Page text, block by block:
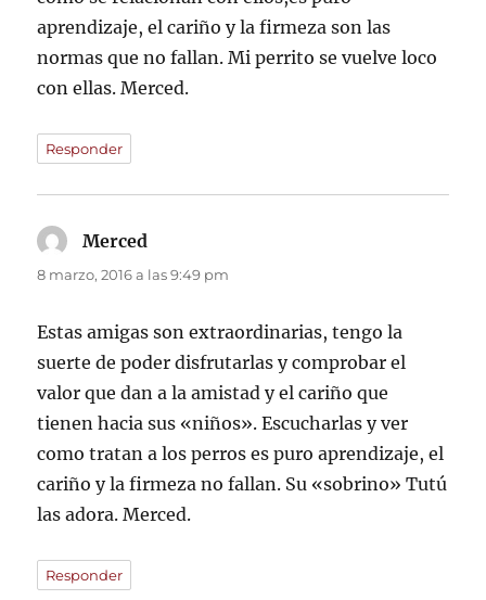
aprendizaje, el cariño y la firmeza son las
normas que no fallan. Mi perrito se vuelve loco
con ellas. Merced.
Responder
Merced
8 marzo, 2016 a las 9:49 pm
Estas amigas son extraordinarias, tengo la
suerte de poder disfrutarlas y comprobar el
valor que dan a la amistad y el cariño que
tienen hacia sus «niños». Escucharlas y ver
como tratan a los perros es puro aprendizaje, el
cariño y la firmeza no fallan. Su «sobrino» Tutú
las adora. Merced.
Responder